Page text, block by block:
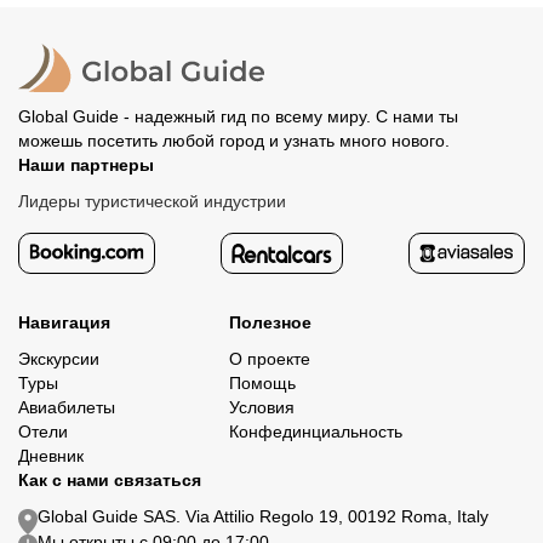
организатору напрямую не требуется.
Global Guide - надежный гид по всему миру. С нами ты
можешь посетить любой город и узнать много нового.
Наши партнеры
Лидеры туристической индустрии
Навигация
Экскурсии
Туры
Авиабилеты
Отели
Дневник
Полезное
О проекте
Помощь
Условия
Конфединциальность
Как с нами связаться
Global Guide SAS. Via Attilio Regolo 19, 00192 Roma, Italy